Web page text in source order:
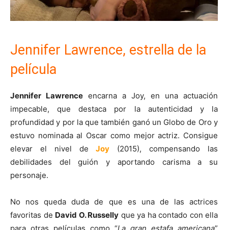
Jennifer Lawrence, estrella de la
película
Jennifer Lawrence encarna a Joy, en una actuación
impecable, que destaca por la autenticidad y la
profundidad y por la que también ganó un Globo de Oro y
estuvo nominada al Oscar como mejor actriz. Consigue
elevar el nivel deJoy (2015), compensando las
debilidades del guión y aportando carisma a su
personaje.
No nos queda duda de que es una de las actrices
favoritas de David O. Russelly que ya ha contado con ella